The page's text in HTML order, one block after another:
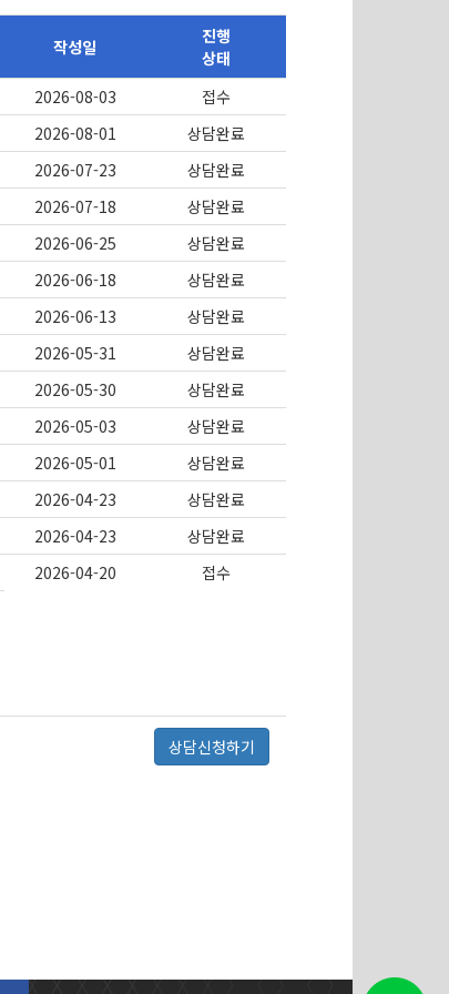
작성일
진행
상태
2026-08-03
접수
2026-08-01
상담완료
2026-07-23
상담완료
2026-07-18
상담완료
2026-06-25
상담완료
2026-06-18
상담완료
2026-06-13
상담완료
2026-05-31
상담완료
2026-05-30
상담완료
2026-05-03
상담완료
2026-05-01
상담완료
2026-04-23
상담완료
2026-04-23
상담완료
2026-04-20 접수
상담신청하기